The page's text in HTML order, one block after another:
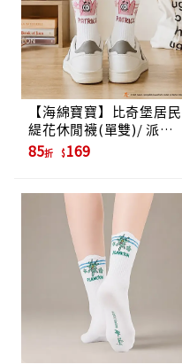
【海綿寶寶】比奇堡居民
緹花休閒襪(單雙)/ 派大
星
85折 169